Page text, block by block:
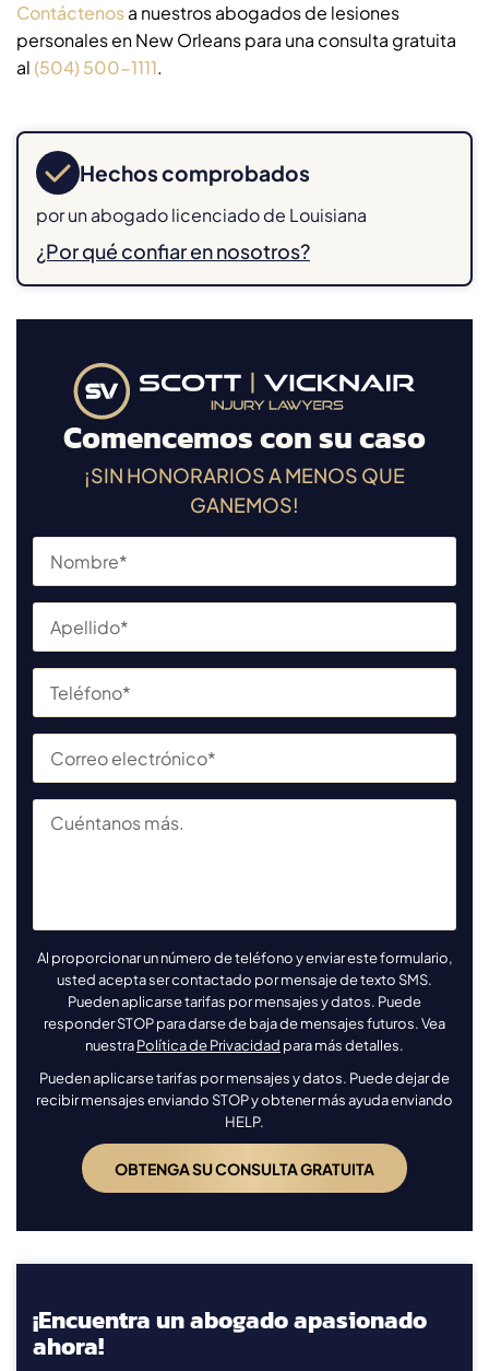
Contáctenosa nuestros abogados de lesiones
personales en New Orleans para una consulta gratuita
al (504) 500-1111.
Hechos comprobados
por un abogado licenciado de Louisiana
¿Por qué confiar en nosotros?
Comencemos con su caso
¡SIN HONORARIOS A MENOS QUE
GANEMOS!
Al proporcionar un número de teléfono y enviar este formulario,
usted acepta ser contactado por mensaje de texto SMS.
Pueden aplicarse tarifas por mensajes y datos. Puede
responder STOP para darse de baja de mensajes futuros. Vea
nuestraPolítica de Privacidad para más detalles.
Pueden aplicarse tarifas por mensajes y datos. Puede dejar de
recibir mensajes enviando STOP y obtener más ayuda enviando
HELP.
¡Encuentra un abogado apasionado
ahora!